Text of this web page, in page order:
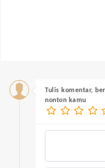
Tulis komentar,
nonton kamu